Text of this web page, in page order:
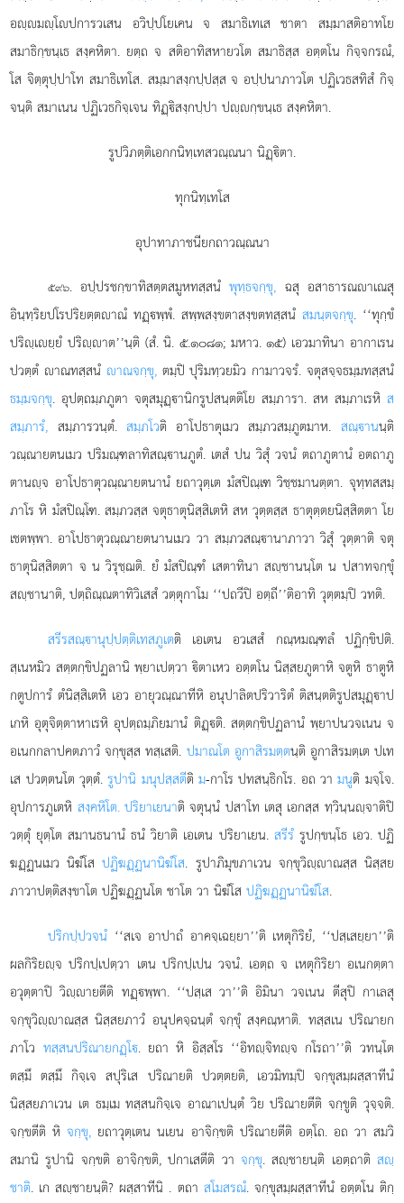
อฺมฺโปการวเสน อวิปฺปโยเคน จ สมาธิเทเส ชาตา สมฺมาสติอาทโย
สมาธิกฺขนฺเธ สงฺคหิตา. ยตฺถ จ สติอาทิสหายวโต สมาธิสฺส อตฺตโน กิจฺจกรณํ,
โส จิตฺตุปฺปาโท สมาธิเทโส. สมฺมาสงฺกปฺปสฺส จ อปฺปนาภาวโต ปฏิเวธสทิสํ กิจฺ
จนฺติ สมาเนน ปฏิเวธกิจฺเจน ทิฏฺิสงฺกปฺปา ปฺกฺขนฺเธ สงฺคหิตา.
รูปวิภตฺติเอกกนิทฺเทสวณฺณนา นิฏฺิตา.
ทุกนิทฺเทโส
อุปาทาภาชนียกถาวณฺณนา
๕๙๖. อปฺปรชกฺขาทิสตฺตสมูหทสฺสนํพุทฺธจกฺขุ, ฉสุ อสาธารณาเณสุ
อินฺทฺริยปโรปริยตฺตาณํ ทฏฺพฺพํ. สพฺพสงฺขตาสงฺขตทสฺสนํ สมนฺตจกฺขุ. ‘‘ทุกฺขํ
ปริฺเยฺยํ ปริฺาต’’นฺติ (สํ. นิ. ๕.๑๐๘๑; มหาว. ๑๕) เอวมาทินา อากาเรน
ปวตฺตํ าณทสฺสนํ าณจกฺขุ,ตมฺปิ ปุริมทฺวยมิว กามาวจรํ. จตุสจฺจธมฺมทสฺสนํ
ธมฺมจกฺขุ. อุปตฺถมฺภภูตา จตุสมุฏฺานิกรูปสนฺตติโย สมฺภารา. สห สมฺภาเรหิ ส
สมฺภารํ, สมฺภารวนฺตํ. สมฺภโวติ อาโปธาตุเมว สมฺภวสมฺภูตมาห. สณฺานนฺติ
วณฺณายตนเมว ปริมณฺฑลาทิสณฺานภูตํ. เตสํ ปน วิสุํ วจนํ ตถาภูตานํ อตถาภู
ตานฺจ อาโปธาตุวณฺณายตนานํ ยถาวุตฺเต มํสปิณฺเฑ วิชฺชมานตฺตา. จุทฺทสสมฺ
ภาโร หิ มํสปิณฺโฑ. สมฺภวสฺส จตุธาตุนิสฺสิเตหิสห วุตฺตสฺส ธาตุตฺตยนิสฺสิตตา โย
เชตพฺพา. อาโปธาตุวณฺณายตนานเมว วา สมฺภวสณฺานาภาวา วิสุํ วุตฺตาติ จตุ
ธาตุนิสฺสิตตา จ น วิรุชฺฌติ. ยํ มํสปิณฺฑํ เสตาทินา สฺชานนฺโต น ปสาทจกฺขุํ
สฺชานาติ, ปตฺถิณฺณตาทิวิเสสํ วตฺตุกาโม ‘‘ปถวีปิ อตฺถี’’ติอาทิ วุตฺตมฺปิ วทติ.
สรีรสณฺานุปฺปตฺติเทสภูเตติ เอเตน อวเสสํ กณฺหมณฺฑลํ ปฏิกฺขิปติ.
สฺเนหมิว สตฺตกฺขิปฏลานิ พฺยาเปตฺวา ิตาเหว อตฺตโน นิสฺสยภูตาหิ จตูหิ ธาตูหิ
กตูปการํ ตํนิสฺสิเตหิ เอว อายุวณฺณาทีหิ อนุปาลิตปริวาริตํ ติสนฺตติรูปสมุฏฺาป
เกหิ อุตุจิตฺตาหาเรหิ อุปตฺถมฺภิยมานํ ติฏฺติ. สตฺตกฺขิปฏลานํ พฺยาปนวจเนน จ
อเนกกลาปคตภาวํ จกฺขุสฺส ทสฺเสติ. ปมาณโต อูกาสิรมตฺตนฺติ อูกาสิรมตฺเต ปเท
เส ปวตฺตนโต วุตฺตํ.รูปานิ มนุปสฺสตีติ ม-กาโร ปทสนฺธิกโร. อถ วามนูติ มจฺโจ.
อุปการภูเตหิ สงฺคหิโต. ปริยาเยนาติ จตุนฺนํ ปสาโท เตสุ เอกสฺส ทฺวินฺนฺจาติปิ
วตฺตุํ ยุตฺโต สมานธนานํ ธนํ วิยาติ เอเตน ปริยาเยน. สรีรํรูปกฺขนฺโธ เอว. ปฏิ
ฆฏฺฏนเมว นิฆํโสปฏิฆฏฺฏนานิฆํโส. รูปาภิมุขภาเวน จกฺขุวิฺาณสฺส นิสฺสย
ภาวาปตฺติสงฺขาโต ปฏิฆฏฺฏนโต ชาโต วา นิฆํโสปฏิฆฏฺฏนานิฆํโส.
ปริกปฺปวจนํ ‘‘สเจ อาปาถํ อาคจฺเฉยฺยา’’ติ เหตุกิริยํ, ‘‘ปสฺเสยฺยา’’ติ
ผลกิริยฺจ ปริกปฺเปตฺวา เตน ปริกปฺเปน วจนํ. เอตฺถ จ เหตุกิริยา อเนกตฺตา
อวุตฺตาปิ วิฺายตีติ ทฏฺพฺพา. ‘‘ปสฺเส วา’’ติ อิมินา วจเนน ตีสุปิ กาเลสุ
จกฺขุวิฺาณสฺส นิสฺสยภาวํ อนุปคจฺฉนฺตํ จกฺขุํ สงฺคณฺหาติ. ทสฺสเน ปริณายก
ภาโว ทสฺสนปริณายกฏฺโ. ยถา หิ อิสฺสโร ‘‘อิทฺจิทฺจ กโรถา’’ติ วทนฺโต
ตสฺมึ ตสฺมึ กิจฺเจ สปุริเส ปริณายติ ปวตฺตยติ, เอวมิทมฺปิ จกฺขุสมฺผสฺสาทีนํ
นิสฺสยภาเวน เต ธมฺเม ทสฺสนกิจฺเจ อาณาเปนฺตํ วิย ปริณายตีติ จกฺขูติ วุจฺจติ.
จกฺขตีติ หิจกฺขุ, ยถาวุตฺเตน นเยน อาจิกฺขติ ปริณายตีติ อตฺโถ. อถ วา สมวิ
สมานิ รูปานิ จกฺขติ อาจิกฺขติ, ปกาเสตีติ วา จกฺขุ. สฺชายนฺติ เอตฺถาติ สฺ
ชาติ. เก สฺชายนฺติ? ผสฺสาทีนิ . ตถา สโมสรณํ. จกฺขุสมฺผสฺสาทีนํ อตฺตโน ติกฺ